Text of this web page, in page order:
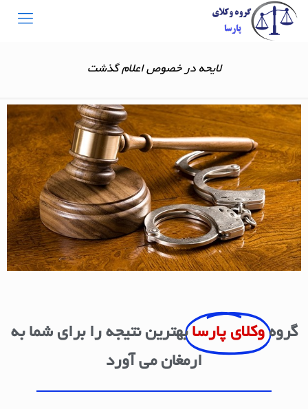
لایحه در خصوص اعلام گذشت
گروه وکلای پارسا بهترین نتیجه را برای شما به
ارمغان می آورد